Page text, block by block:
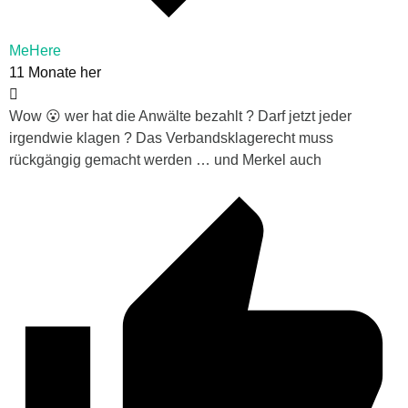
MeHere
11 Monate her
Wow 😮 wer hat die Anwälte bezahlt ? Darf jetzt jeder
irgendwie klagen ? Das Verbandsklagerecht muss
rückgängig gemacht werden … und Merkel auch